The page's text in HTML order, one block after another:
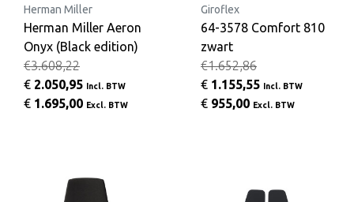
Herman Miller
Herman Miller Aeron
Onyx (Black edition)
€3.608,22
€ 2.050,95 Incl. BTW
€ 1.695,00 Excl. BTW
Giroflex
64-3578 Comfort 810
zwart
€1.652,86
€ 1.155,55 Incl. BTW
€ 955,00 Excl. BTW